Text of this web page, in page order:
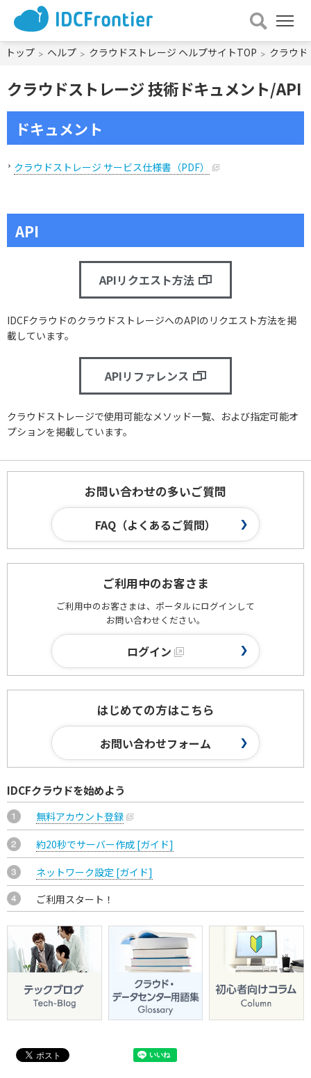
メ
ニュー
開
トップ ヘルプ クラウドストレージ ヘルプサイトTOP クラウ
クラウドストレージ 技術ドキュメント/API
ドキュメント
クラウドストレージ サービス仕様書（PDF）
API
APIリクエスト方法
IDCFクラウドのクラウドストレージへのAPIのリクエスト方法を掲
載しています。
APIリファレンス
クラウドストレージで使用可能なメソッド一覧、および指定可能オ
プションを掲載しています。
お問い合わせの多いご質問
FAQ（よくあるご質問）
ご利用中のお客さま
ご利用中のお客さまは、ポータルにログインして
お問い合わせください。
ログイン
はじめての方はこちら
お問い合わせフォーム
IDCFクラウドを始めよう
無料アカウント登録
約20秒でサーバー作成 [ガイド]
ネットワーク設定 [ガイド]
ご利用スタート！